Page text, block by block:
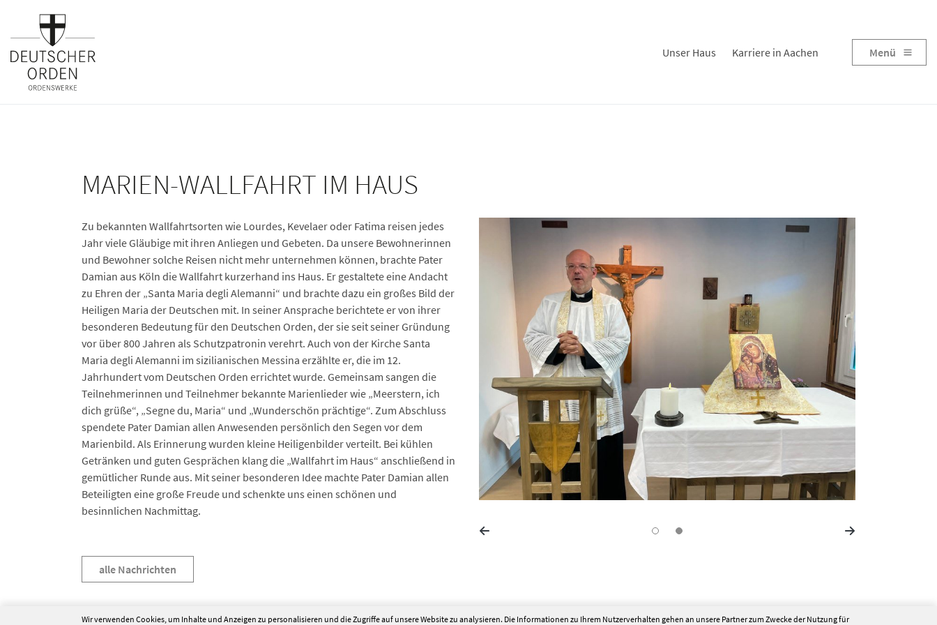
Unser Haus Karriere in Aachen Menü
MARIEN-WALLFAHRT IM HAUS
Zu bekannten Wallfahrtsorten wie Lourdes, Kevelaer oder Fatima reisen jedes
Jahr viele Gläubige mit ihren Anliegen und Gebeten. Da unsere Bewohnerinnen
und Bewohner solche Reisen nicht mehr unternehmen können, brachte Pater
Damian aus Köln die Wallfahrt kurzerhand ins Haus. Er gestaltete eine Andacht
zu Ehren der „Santa Maria degli Alemanni“ und brachte dazu ein großes Bild der
Heiligen Maria der Deutschen mit. In seiner Ansprache berichtete er von ihrer
besonderen Bedeutung für den Deutschen Orden, der sie seit seiner Gründung
vor über 800 Jahren als Schutzpatronin verehrt. Auch von der Kirche Santa
Maria degli Alemanni im sizilianischen Messina erzählte er, die im 12.
Jahrhundert vom Deutschen Orden errichtet wurde. Gemeinsam sangen die
Teilnehmerinnen und Teilnehmer bekannte Marienlieder wie „Meerstern, ich
dich grüße“, „Segne du, Maria“ und „Wunderschön prächtige“. Zum Abschluss
spendete Pater Damian allen Anwesenden persönlich den Segen vor dem
Marienbild. Als Erinnerung wurden kleine Heiligenbilder verteilt. Bei kühlen
Getränken und guten Gesprächen klang die „Wallfahrt im Haus“ anschließend in
gemütlicher Runde aus. Mit seiner besonderen Idee machte Pater Damian allen
Beteiligten eine große Freude und schenkte uns einen schönen und
besinnlichen Nachmittag.
alle Nachrichten
Wir verwenden Cookies, um Inhalte und Anzeigen zu personalisieren und die Zugriffe auf unsere Website zu analysieren. Die Informationen zu Ihrem Nutzerverhalten gehen an unsere Partner zum Zwecke der Nutzung für